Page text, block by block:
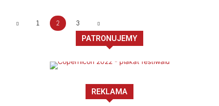
1 2 3
PATRONUJEMY
REKLAMA